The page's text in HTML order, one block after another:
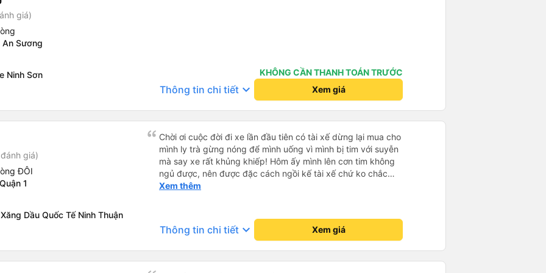
giá)
An Sương
Ninh Sơn
KHÔNG CẦN THANH TOÁN TRƯỚC
Thông tin chi tiết keyboard_arrow_down Xem giá
giá)
ĐÔI
1
Dầu Quốc Tế Ninh Thuận
Chời ơi cuộc đời đi xe lần đầu tiên có tài xế dừng lại mua cho
mình ly trà gừng nóng để mình uống vì mình bị tim với suyễn
mà say xe rất khủng khiếp! Hôm ấy mình lên cơn tim không
ngủ được, nên được đặc cách ngồi kế tài xế chứ ko chắc
mình xỉu thiệt. Chú Tánh thì nhường chỗ cho mình ngồi còn
chú Tánh xe dalat ơi biển số 50F 022.81 chiều về từ Dalat về
tphcm ngày 13/10/2024 lúc 10:30 tối nha. Mình hỏi cả gia
Xem thêm
Thông tin chi tiết keyboard_arrow_down Xem giá